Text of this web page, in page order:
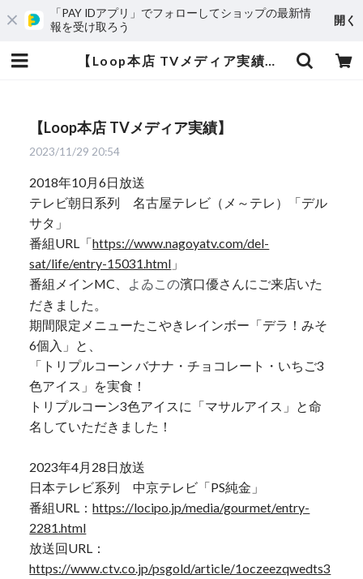
「PAY IDアプリ」でフォローしてショップの最新情
報を受け取ろう
開く
【Loop本店 TVメディア実績】 | 桜山ジェラートLoop
【Loop本店 TVメディア実績】
2023/11/29 20:54
2018年10月6日放送
テレビ朝日系列 名古屋テレビ（メ～テレ）「デル
サタ」
番組URL「https://www.nagoyatv.com/del-
sat/life/entry-15031.html 」
番組メインMC、
よゐこの濱口優さんにご来店いた
だきました。
期間限定メニューたこやきレインボー「デラ！みそ
6個入」と、
「トリプルコーン バナナ・チョコレート・いちご3
色アイス」を実食！
トリプルコーン3色アイスに「マサルアイス」と命
名していただきました！
2023年4月28日放送
日本テレビ系列 中京テレビ「PS純金」
番組URL：https://locipo.jp/media/gourmet/entry-
2281.html
放送回URL：
https://www.ctv.co.jp/psgold/article/1oczeezqwedts3